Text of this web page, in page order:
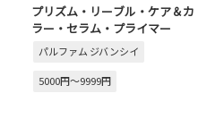
プリズム・リーブル・ケア＆カ
ラー・セラム・プライマー
パルファム ジバンシイ
5000円～9999円